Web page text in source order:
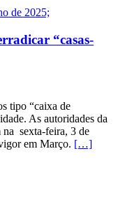
“casas-
tipo “caixa de
As autoridades da
sexta-feira, 3 de
em Março. […]